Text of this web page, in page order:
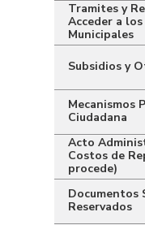
Tramites y
Acceder a
Municipales
Subsidios y
Mecanismos
Ciudadana
Acto
Costos de
procede)
Documentos
Reservados